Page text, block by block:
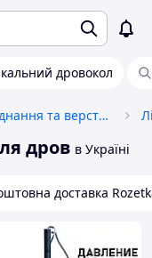
дровокол
Промислове обладнання та верстати
дров в Україні
доставка